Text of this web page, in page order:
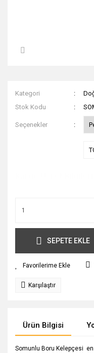
Kategori
Stok Kodu
Seçenekler
SEPETE EKLE
Karşılaştır
Ürün Bilgisi
Somunlu Boru Kelepçesi